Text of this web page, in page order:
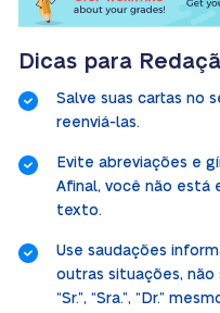
Dicas para
Salve suas cartas no
reenviá-las.
Evite abreviações e
Afinal, você não está
texto.
Use saudações
outras situações,
“Sr.”, “Sra.”, “Dr.”